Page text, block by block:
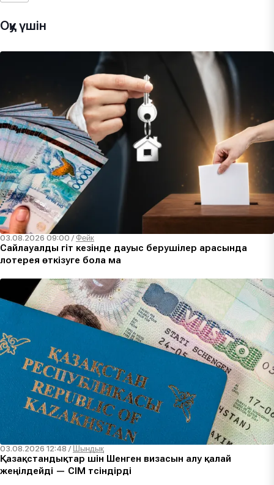
Оқу үшін
03.08.2026 09:00 /Фейк
Сайлауалды үгіт кезінде дауыс берушілер арасында
лотерея өткізуге бола ма
03.08.2026 12:48 / Шындық
Қазақстандықтар үшін Шенген визасын алу қалай
жеңілдейді — СІМ түсіндірді